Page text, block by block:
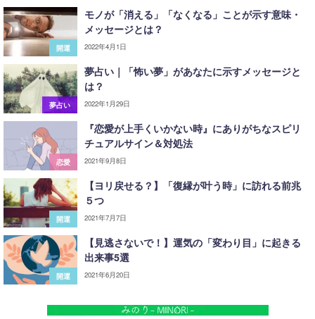
開運
モノが「消える」「なくなる」ことが示す意味・
メッセージとは？
2022年4月1日
夢占い
夢占い｜「怖い夢」があなたに示すメッセージと
は？
2022年1月29日
恋愛
『恋愛が上手くいかない時』にありがちなスピリ
チュアルサイン＆対処法
2021年9月8日
開運
【ヨリ戻せる？】「復縁が叶う時」に訪れる前兆
５つ
2021年7月7日
開運
【見逃さないで！】運気の「変わり目」に起きる
出来事5選
2021年6月20日